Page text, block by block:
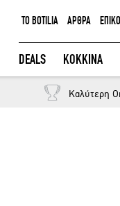
TO BOTILIA ΑΡΘΡΑ
DEALS ΚΟΚΚΙΝΑ
Καλύτερη